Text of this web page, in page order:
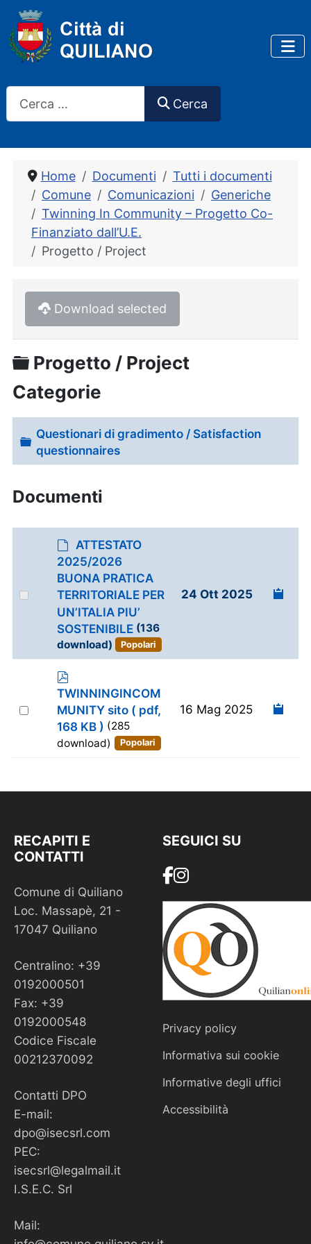
Cerca
Home Documenti
Tutti i documenti
Comune
Comunicazioni
Generiche
Twinning In Community – Progetto Co-
Finanziato dall’U.E.
Progetto / Project
Download selected
Cartella
Progetto / Project
Categorie
Cartella
Questionari di gradimento / Satisfaction
questionnaires
Documenti
Select
d
e
f
a
u
l
t
ATTESTATO
2025/2026
BUONA PRATICA
TERRITORIALE PER
UN’ITALIA PIU’
SOSTENIBILE (136
download)
Popolari
24 Ott 2025
Select
d
f
TWINNINGINCOM
MUNITY sito ( pdf,
168 KB ) (285
download)
Popolari
16 Mag 2025
RECAPITI E
CONTATTI
Comune di Quiliano
Loc. Massapè, 21 -
17047 Quiliano
Centralino: +39
0192000501
Fax: +39
0192000548
Codice Fiscale
00212370092
Contatti DPO
E-mail:
dpo@isecsrl.com
PEC:
isecsrl@legalmail.it
I.S.E.C. Srl
Mail:
SEGUICI SU
Privacy policy
Informativa sui cookie
Informative degli uffici
Accessibilità